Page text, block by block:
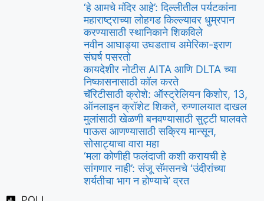
‘हे आमचे मंदिर आहे’: दिल्लीतील पर्यटकांना
महाराष्ट्राच्या लोहगड किल्ल्यावर धुम्रपान
करण्यासाठी स्थानिकाने शिकविले
नवीन आघाड्या उघडताच अमेरिका-इराण
संघर्ष पसरतो
कायदेशीर नोटीस AITA आणि DLTA च्या
निष्कासनासाठी कॉल करते
चॅरिटीसाठी क्रोशे: ऑस्ट्रेलियन किशोर, 13,
ऑनलाइन क्रॉशेट शिकते, रुग्णालयात दाखल
मुलांसाठी खेळणी बनवण्यासाठी सुट्टी घालवते
पाऊस आणण्यासाठी सक्रिय मान्सून,
सोसाट्याचा वारा महा
‘मला कोणीही फलंदाजी कशी करायची हे
सांगणार नाही’: संजू सॅमसनचे ‘उंदीरांच्या
शर्यतीचा भाग न होण्याचे’ व्रत